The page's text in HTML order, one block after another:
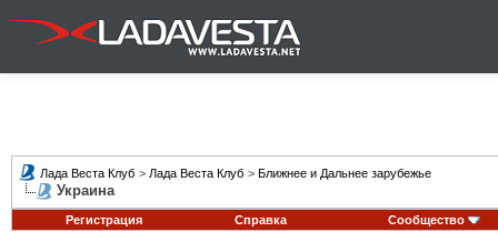
Лада Веста Клуб > Лада Веста Клуб > Ближнее и Дальнее зарубежье
Украина
Регистрация Справка Сообщество